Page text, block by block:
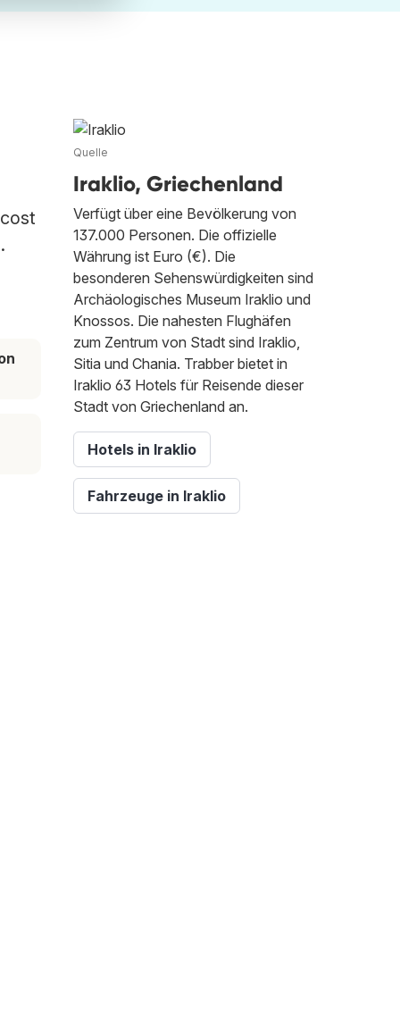
Quelle
Iraklio, Griechenland
Verfügt über eine Bevölkerung von
137.000 Personen. Die offizielle
Währung ist Euro (€). Die
besonderen Sehenswürdigkeiten sind
Archäologisches Museum Iraklio und
Knossos. Die nahesten Flughäfen
zum Zentrum von Stadt sind Iraklio,
Sitia und Chania. Trabber bietet in
Iraklio 63 Hotels für Reisende dieser
Stadt von Griechenland an.
Hotels in Iraklio
Fahrzeuge in Iraklio